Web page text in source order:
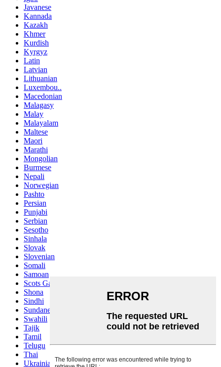
Javanese
Kannada
Kazakh
Khmer
Kurdish
Kyrgyz
Latin
Latvian
Lithuanian
Luxembou..
Macedonian
Malagasy
Malay
Malayalam
Maltese
Maori
Marathi
Mongolian
Burmese
Nepali
Norwegian
Pashto
Persian
Punjabi
Serbian
Sesotho
Sinhala
Slovak
Slovenian
Somali
Samoan
Scots Gaelic
Shona
Sindhi
Sundanese
Swahili
Tajik
Tamil
Telugu
Thai
Ukrainian